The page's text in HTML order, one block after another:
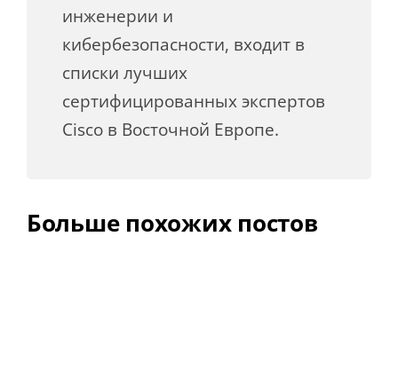
инженерии и
кибербезопасности, входит в
списки лучших
сертифицированных экспертов
Cisco в Восточной Европе.
Больше похожих постов